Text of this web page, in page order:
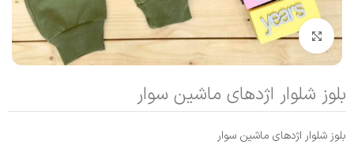
بزرگنمایی تصویر
بلوز شلوار اژدهای ماشین سوار
بلوز شلوار اژدهای ماشین سوار